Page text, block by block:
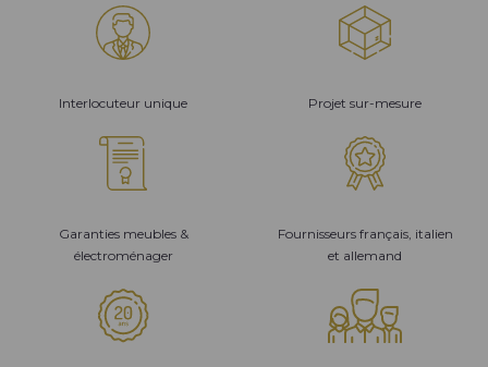
Interlocuteur unique Projet sur-mesure
Garanties meubles &
électroménager
Fournisseurs français, italien
et allemand